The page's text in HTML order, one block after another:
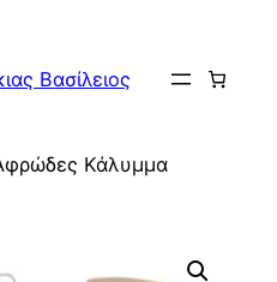
Βασίλειος
Κάλυμμα